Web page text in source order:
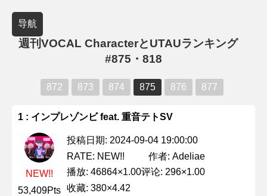
导航
週刊VOCAL CharacterとUTAUランキング
#875・818
872 873 874 875 876 877
1 : インプレゾンビ feat. 重音テトSV
NEW!!
53,409Pts
投稿日期: 2024-09-04 19:00:00
RATE: NEW!!
作者: Adeliae
播放: 46864×1.00评论: 296×1.00
收藏: 380×4.42